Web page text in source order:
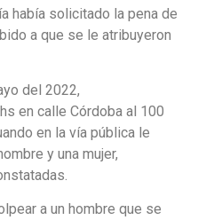
había solicitado la pena de
a que se le atribuyeron
del 2022,
en calle Córdoba al 100
en la vía pública le
y una mujer,
a un hombre que se